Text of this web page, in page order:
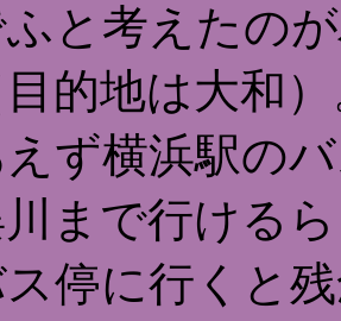
と考えたのが
的地は大和
ず横浜駅の
まで行ける
停に行くと